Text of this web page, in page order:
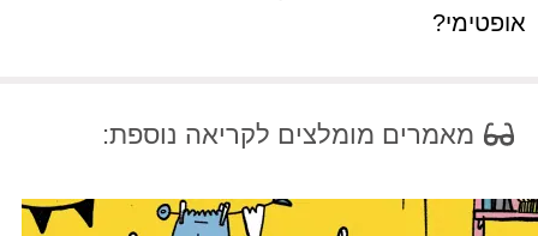
אופטימי?
מאמרים מומלצים לקריאה נוספת: